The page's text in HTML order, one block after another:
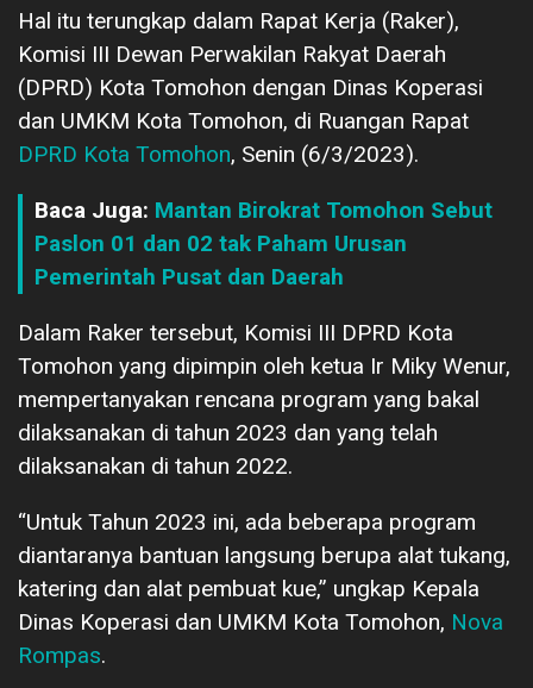
Hal itu terungkap dalam Rapat Kerja (Raker),
Komisi III Dewan Perwakilan Rakyat Daerah
(DPRD) Kota Tomohon dengan Dinas Koperasi
dan UMKM Kota Tomohon, di Ruangan Rapat
DPRD Kota Tomohon, Senin (6/3/2023).
Baca Juga: Mantan Birokrat Tomohon Sebut
Paslon 01 dan 02 tak Paham Urusan
Pemerintah Pusat dan Daerah
Dalam Raker tersebut, Komisi III DPRD Kota
Tomohon yang dipimpin oleh ketua Ir Miky Wenur,
mempertanyakan rencana program yang bakal
dilaksanakan di tahun 2023 dan yang telah
dilaksanakan di tahun 2022.
“Untuk Tahun 2023 ini, ada beberapa program
diantaranya bantuan langsung berupa alat tukang,
katering dan alat pembuat kue,” ungkap Kepala
Dinas Koperasi dan UMKM Kota Tomohon, Nova
Rompas.